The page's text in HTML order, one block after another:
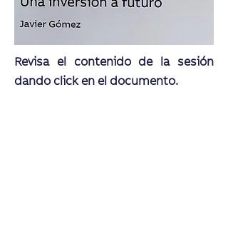
Revisa el contenido de la sesión
dando click en el documento.